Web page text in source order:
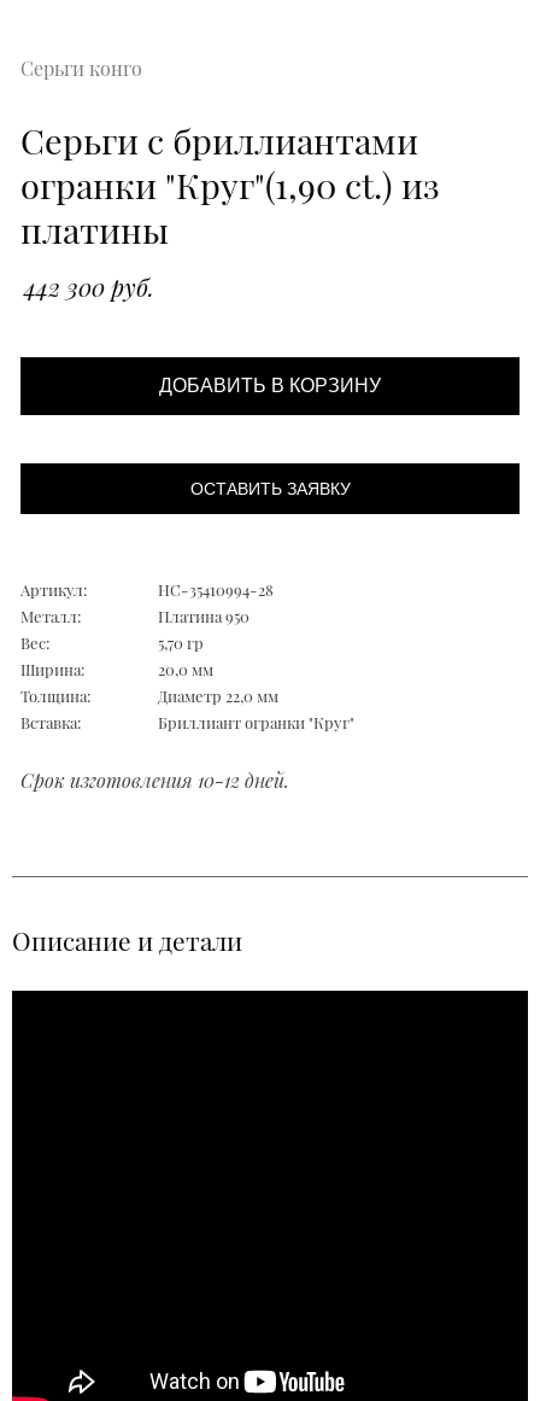
Серьги конго
Серьги с бриллиантами
огранки "Круг"(1,90 ct.) из
платины
442 300 руб.
ДОБАВИТЬ В КОРЗИНУ
ОСТАВИТЬ ЗАЯВКУ
Артикул:
НС-35410994-28
Металл:
Платина 950
Вес:
5,70 гр
Ширина:
20,0 мм
Толщина:
Диаметр 22,0 мм
Вставка:
Бриллиант огранки "Круг"
Срок изготовления 10-12 дней.
Описание и детали